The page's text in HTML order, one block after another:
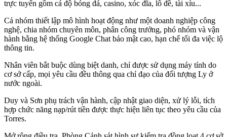
trực tuyến gồm cá độ bóng đá, casino, xóc đĩa, lô đề, tài xỉu...
Cả nhóm thiết lập mô hình hoạt động như một doanh nghiệp công
nghệ, chia nhóm chuyên môn, phân công trưởng, phó nhóm và vận
hành bằng hệ thống Google Chat bảo mật cao, hạn chế tối đa việc lộ
thông tin.
Nhân viên bắt buộc dùng biệt danh, chỉ được sử dụng máy tính do
cơ sở cấp, mọi yêu cầu đều thông qua chỉ đạo của đối tượng Ly ở
nước ngoài.
Duy và Sơn phụ trách vận hành, cập nhật giao diện, xử lý lỗi, tích
hợp chức năng nạp/rút tiền được thực hiện liên tục theo yêu cầu của
Torres.